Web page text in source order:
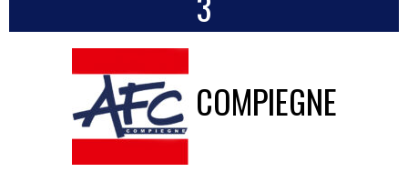
COMPIEGNE